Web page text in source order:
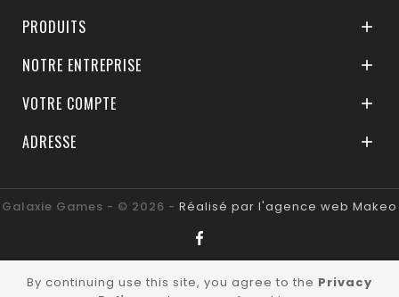
PRODUITS 
NOTRE ENTREPRISE 
VOTRE COMPTE 
ADRESSE 
Galaxie Games - © 2026 - Réalisé par l'agence web Makeo
By continuing use this site, you agree to the Privacy